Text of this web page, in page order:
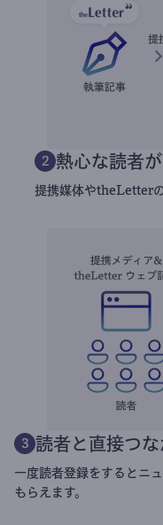
2 熱心な読者
提携媒体やtheLetterの
3 読者と直接つな
一度読者登録をするとニ
もらえます。